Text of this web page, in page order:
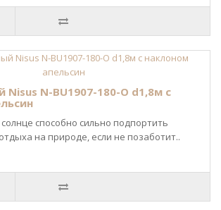
Nisus N-BU1907-180-О d1,8м с
способно сильно подпортить
на природе, если не позаботит..